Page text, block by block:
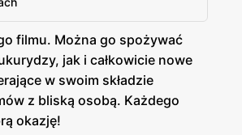
filmu. Można go spożywać
jak i całkowicie nowe
w swoim składzie
z bliską osobą. Każdego
okazję!